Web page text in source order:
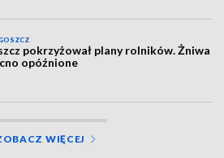
pokrzyżował plany rolników. Żniwa
opóźnione
WIĘCEJ